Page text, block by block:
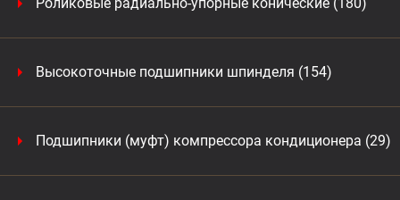
Высокоточные подшипники шпинделя (154)
Подшипники (муфт) компрессора кондиционера (29)